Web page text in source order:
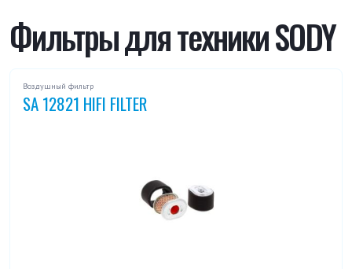
VODA 18.6 R
Фильтры для техники SODY
Воздушный фильтр
SA 12821 HIFI FILTER